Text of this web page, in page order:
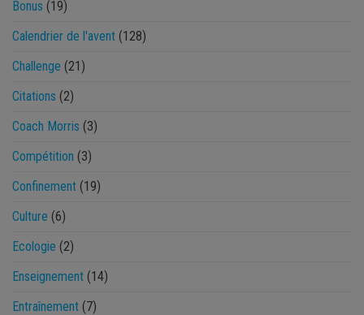
Bonus (19)
Calendrier de l'avent (128)
Challenge (21)
Citations (2)
Coach Morris (3)
Compétition (3)
Confinement (19)
Culture (6)
Ecologie (2)
Enseignement (14)
Entraînement (7)